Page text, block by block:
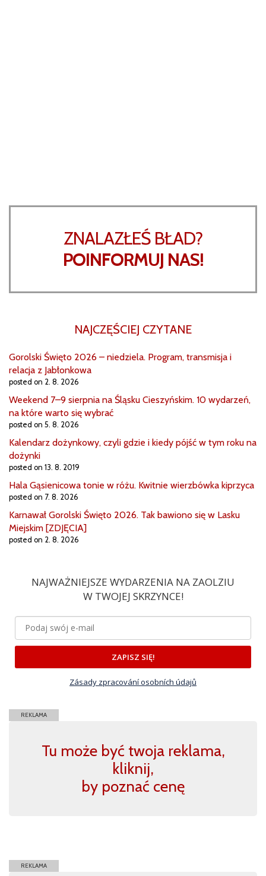
ZNALAZŁEŚ BŁAD?
POINFORMUJ NAS!
NAJCZĘŚCIEJ CZYTANE
Gorolski Święto 2026 – niedziela. Program, transmisja i
relacja z Jabłonkowa
posted on 2. 8. 2026
Weekend 7–9 sierpnia na Śląsku Cieszyńskim. 10 wydarzeń,
na które warto się wybrać
posted on 5. 8. 2026
Kalendarz dożynkowy, czyli gdzie i kiedy pójść w tym roku na
dożynki
posted on 13. 8. 2019
Hala Gąsienicowa tonie w różu. Kwitnie wierzbówka kiprzyca
posted on 7. 8. 2026
Karnawał Gorolski Święto 2026. Tak bawiono się w Lasku
Miejskim [ZDJĘCIA]
posted on 2. 8. 2026
NAJWAŻNIEJSZE WYDARZENIA NA ZAOLZIU
W TWOJEJ SKRZYNCE!
ZAPISZ SIĘ!
Zásady zpracování osobních údajů
REKLAMA
Tu może być twoja reklama,
kliknij,
by poznać cenę
REKLAMA